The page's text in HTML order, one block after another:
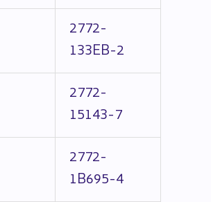
2772-
133EB-2
2772-
15143-7
2772-
1B695-4